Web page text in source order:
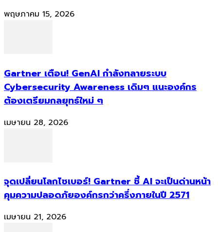
พฤษภาคม 15, 2026
Gartner เตือน! GenAI กำลังทลายระบบ
Cybersecurity Awareness เดิมๆ แนะองค์กร
ต้องเตรียมกลยุทธ์ใหม่ ๆ
เมษายน 28, 2026
จุดเปลี่ยนโลกไซเบอร์! Gartner ชี้ AI จะเป็นด่านหน้า
คุมความปลอดภัยองค์กรกว่าครึ่งภายในปี 2571
เมษายน 21, 2026